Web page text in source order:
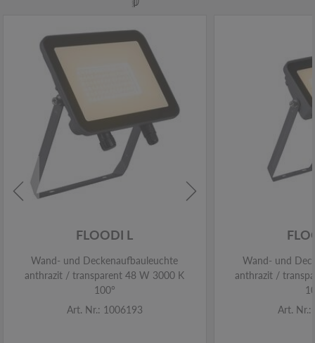
FLOODI L
Wand- und Deckenaufbauleuchte
anthrazit / transparent 48 W 3000 K
100°
Art. Nr.: 1006193
Wand- und
anthrazit /
Art.